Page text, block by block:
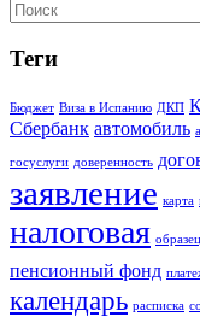
Теги
Бюджет Виза в Испанию ДКП
Сбербанк автомобиль
госуслуги доверенность
заявление карта
налоговая
пенсионный фонд
календарь расписка